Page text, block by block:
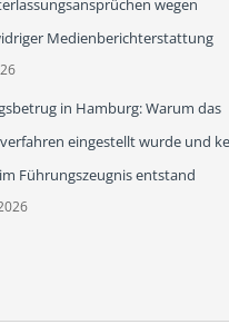
wegen
Medienberichterstattung
in Hamburg: Warum das
eingestellt wurde und
Führungszeugnis entstand